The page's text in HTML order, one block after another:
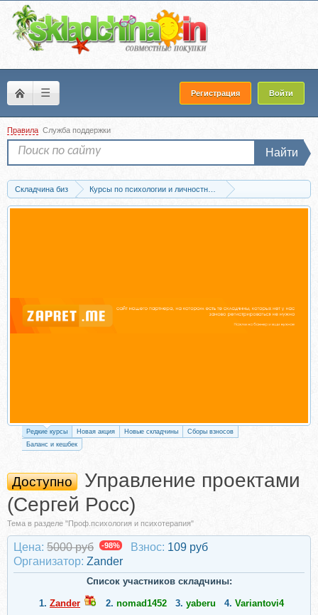
☰ Регистрация Войти
Правила Служба поддержки
Найти
Складчина биз
Курсы по психологии и личностному развитию
Проф.психология и психотерапия
Скачать Управление проектами
Редкие курсы Новая акция Новые складчины
Сборы взносов
Баланс и кешбек
Доступно
Управление проектами
(Сергей Росс)
Тема в разделе "Проф.психология и психотерапия"
Цена: 5000 руб -98% Взнос: 109 руб
Организатор: Zander
Список участников складчины:
1. Zander 2. nomad1452 3. yaberu 4. Variantovi4